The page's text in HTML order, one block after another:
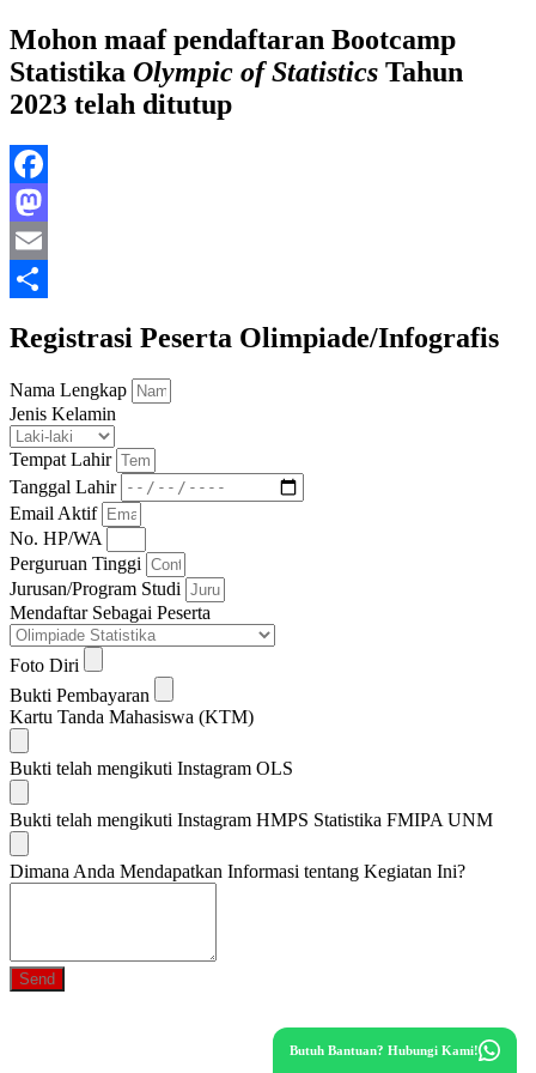
Mohon maaf pendaftaran Bootcamp
Statistika Olympic of Statistics Tahun
2023 telah ditutup
Facebook
Mastodon
Email
Registrasi Peserta Olimpiade/Infografis
Nama Lengkap
Jenis Kelamin
Tempat Lahir
Tanggal Lahir
Email Aktif
No. HP/WA
Perguruan Tinggi
Jurusan/Program Studi
Mendaftar Sebagai Peserta
Foto Diri
Bukti Pembayaran
Kartu Tanda Mahasiswa (KTM)
Bukti telah mengikuti Instagram OLS
Bukti telah mengikuti Instagram HMPS Statistika FMIPA UNM
Dimana Anda Mendapatkan Informasi tentang Kegiatan Ini?
Send
Butuh Bantuan? Hubungi Kami!